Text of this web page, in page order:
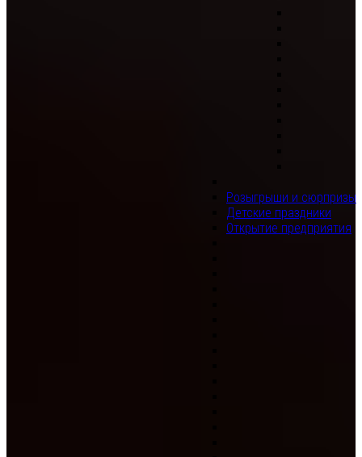
Розыгрыши и сюрпризы
Детские праздники
Открытие предприятия